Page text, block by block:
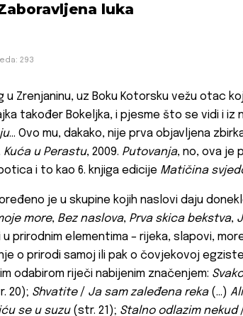
luka
293
u Zrenjaninu, uz Boku Kotorsku vežu otac
također Bokeljka, i pjesme što se vidi i iz
… Ovo mu, dakako, nije prva objavljena
Kuća u Perastu, 2009. Putovanja, no, ova je
i to kao 6. knjiga edicije Matičina
je u skupine kojih naslovi daju
more, Bez naslova, Prva skica bekstva,
prirodnim elementima – rijeka, slapovi,
o prirodi samoj ili pak o čovjekovoj
odabirom riječi nabijenim značenjem:
20); Shvatite/ Ja sam zaleđena reka (…)
se u suzu (str. 21); Stalno odlazim nekud